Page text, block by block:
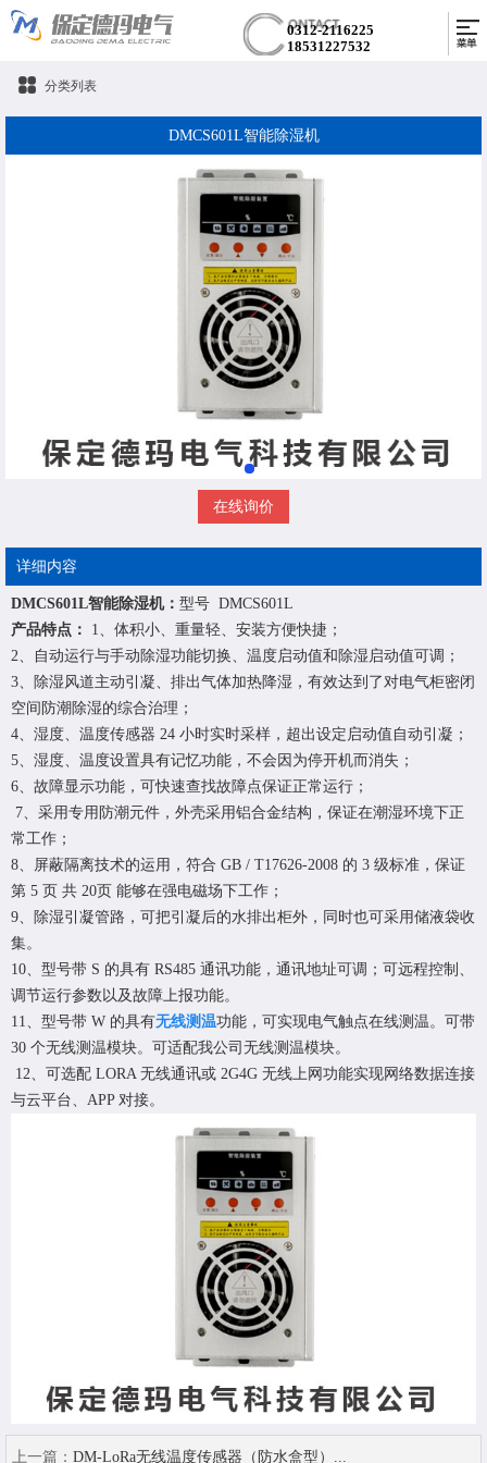
0312-2116225
18531227532
分类列表
DMCS601L智能除湿机
在线询价
详细内容
DMCS601L智能除湿机： 型号 DMCS601L
产品特点：
1、体积小、重量轻、安装方便快捷；
2、自动运行与手动除湿功能切换、温度启动值和除湿启动值可调；
3、除湿风道主动引凝、排出气体加热降湿，有效达到了对电气柜密闭
空间防潮除湿的综合治理；
4、湿度、温度传感器 24 小时实时采样，超出设定启动值自动引凝；
5、湿度、温度设置具有记忆功能，不会因为停开机而消失；
6、故障显示功能，可快速查找故障点保证正常运行；
7、采用专用防潮元件，外壳采用铝合金结构，保证在潮湿环境下正
常工作；
8、屏蔽隔离技术的运用，符合 GB / T17626-2008 的 3 级标准，保证
第 5 页 共 20页 能够在强电磁场下工作；
9、除湿引凝管路，可把引凝后的水排出柜外，同时也可采用储液袋收
集。
10、型号带 S 的具有 RS485 通讯功能，通讯地址可调；可远程控制、
调节运行参数以及故障上报功能。
11、型号带 W 的具有无线测温功能，可实现电气触点在线测温。可带
30 个无线测温模块。可适配我公司无线测温模块。
12、可选配 LORA 无线通讯或 2G4G 无线上网功能实现网络数据连接
与云平台、APP 对接。
上一篇： DM-LoRa无线温度传感器（防水盒型）...